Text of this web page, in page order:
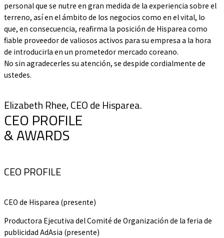
personal que se nutre en gran medida de la experiencia sobre el
terreno, así en el ámbito de los negocios como en el vital, lo
que, en consecuencia, reafirma la posición de Hisparea como
fiable proveedor de valiosos activos para su empresa a la hora
de introducirla en un prometedor mercado coreano.
No sin agradecerles su atención, se despide cordialmente de
ustedes.
Elizabeth Rhee, CEO de Hisparea.
CEO PROFILE
& AWARDS
CEO PROFILE
CEO de Hisparea (presente)
Productora Ejecutiva del Comité de Organización de la feria de
publicidad AdAsia (presente)